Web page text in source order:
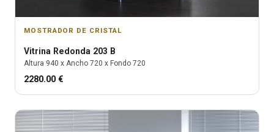
MOSTRADOR DE CRISTAL
Vitrina Redonda 203 B
Altura 940 x Ancho 720 x Fondo 720
2280.00 €